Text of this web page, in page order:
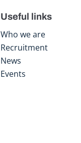
Useful links
Who we are
Recruitment
News
Events